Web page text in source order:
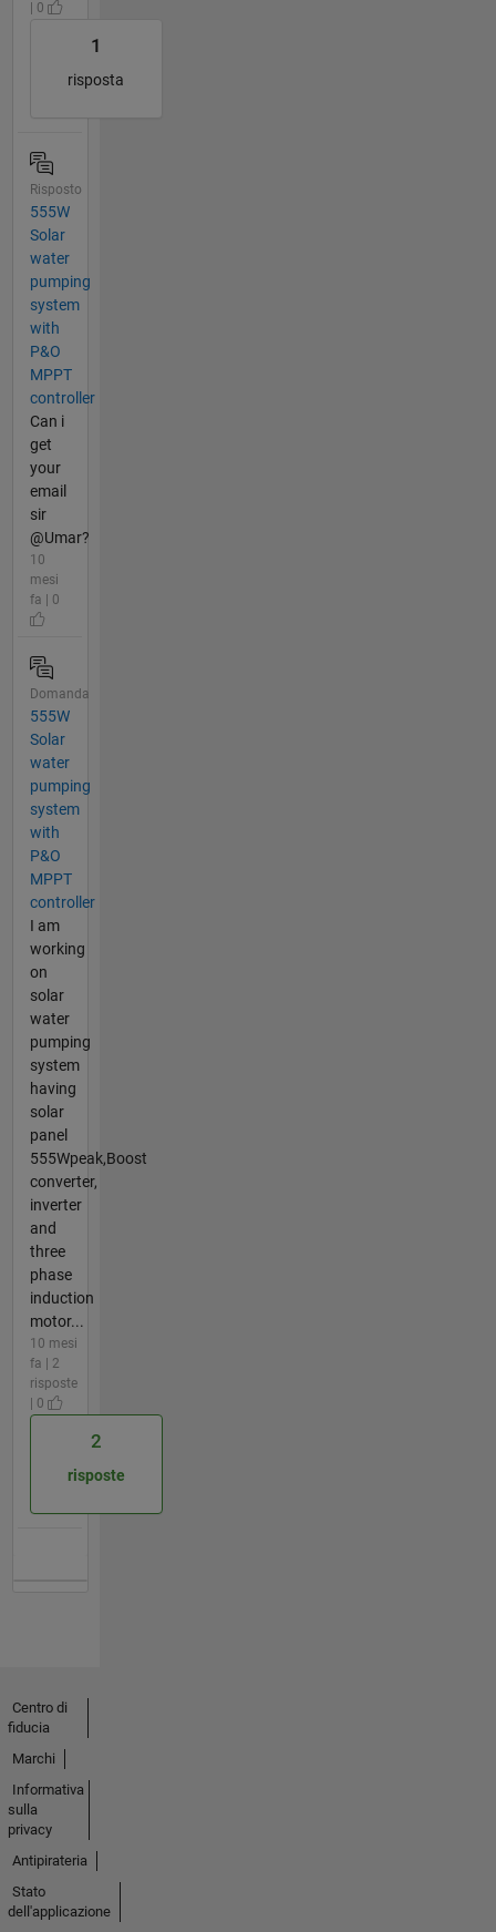
| 0
1
risposta
Risposto
555W
Solar
water
pumping
system
with
P&O
MPPT
controller
Can i
get
your
email
sir
@Umar?
10
mesi
fa | 0
Domanda
555W
Solar
water
pumping
system
with
P&O
MPPT
controller
I am
working
on
solar
water
pumping
system
having
solar
panel
555Wpeak,Boost
converter,
inverter
and
three
phase
induction
motor...
10 mesi
fa | 2
risposte
| 0
2
risposte
Centro di
fiducia
Marchi
Informativa
sulla
privacy
Antipirateria
Stato
dell'applicazione